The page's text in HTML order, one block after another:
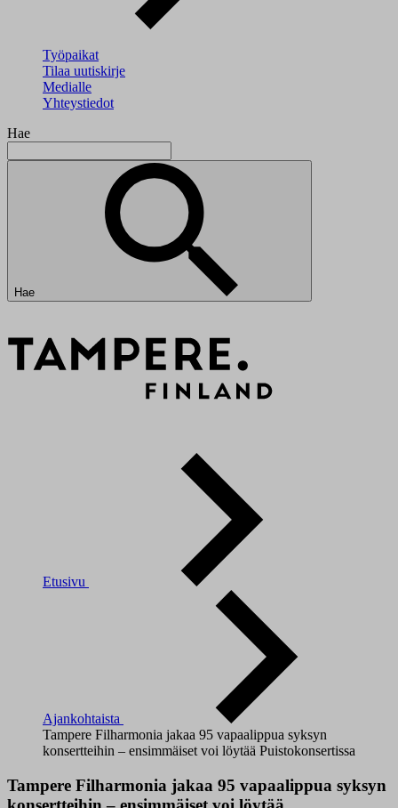
Työpaikat
Tilaa uutiskirje
Medialle
Yhteystiedot
Hae
Hae
Etusivu
Ajankohtaista
Tampere Filharmonia jakaa 95 vapaalippua syksyn
konsertteihin – ensimmäiset voi löytää Puistokonsertissa
Tampere Filharmonia jakaa 95 vapaalippua syksyn